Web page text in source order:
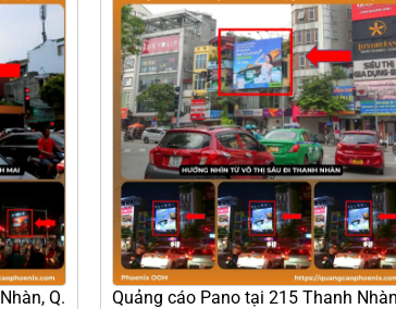
Q.
Quảng cáo Pano tại 215 Thanh